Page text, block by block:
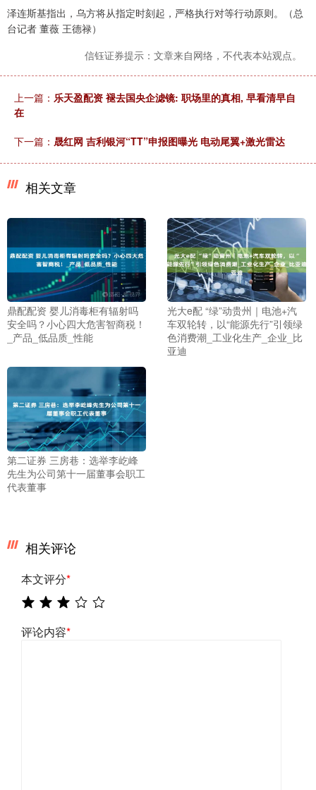
泽连斯基指出，乌方将从指定时刻起，严格执行对等行动原则。（总
台记者 董薇 王德禄）
信钰证券提示：文章来自网络，不代表本站观点。
上一篇： 乐天盈配资 褪去国央企滤镜: 职场里的真相, 早看清早自
在
下一篇： 晟红网 吉利银河“TT”申报图曝光 电动尾翼+激光雷达
相关文章
鼎配配资 婴儿消毒柜有辐射吗
安全吗？小心四大危害智商税！
_产品_低品质_性能
光大e配 “绿”动贵州｜电池+汽
车双轮转，以“能源先行”引领绿
色消费潮_工业化生产_企业_比
亚迪
第二证券 三房巷：选举李屹峰
先生为公司第十一届董事会职工
代表董事
相关评论
本文评分*
评论内容*